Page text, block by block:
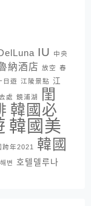
IU
中央
納酒店 放空 春
日遊 江陵景點 江
處 鏡浦湖
閨
韓國必
韓國美
跨年2021
韓國
변 호텔델루나